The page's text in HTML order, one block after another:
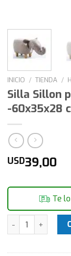
INICIO / TIENDA /
Silla Sillon
-60x35x28
USD39,00
Te
Silla Sillon para